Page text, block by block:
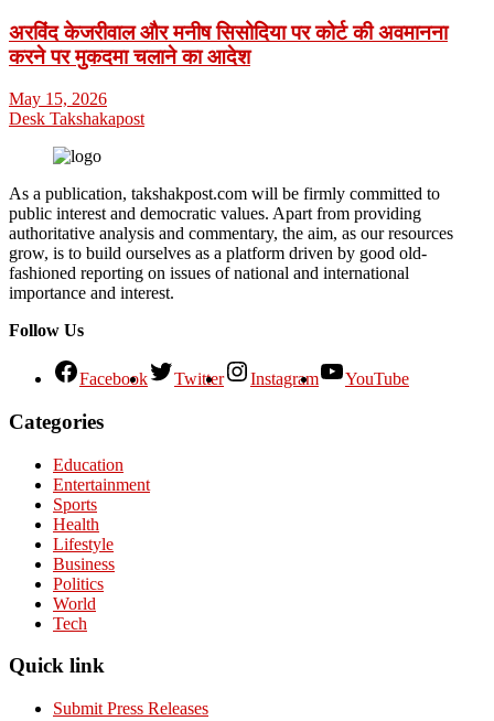
अरविंद केजरीवाल और मनीष सिसोदिया पर कोर्ट की अवमानना
करने पर मुकदमा चलाने का आदेश
May 15, 2026
Desk Takshakapost
As a publication, takshakpost.com will be firmly committed to
public interest and democratic values. Apart from providing
authoritative analysis and commentary, the aim, as our resources
grow, is to build ourselves as a platform driven by good old-
fashioned reporting on issues of national and international
importance and interest.
Follow Us
Facebook Twitter Instagram YouTube
Categories
Education
Entertainment
Sports
Health
Lifestyle
Business
Politics
World
Tech
Quick link
Submit Press Releases